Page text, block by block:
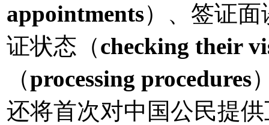
appointments）、签证面
证状态（checking their
（processing procedures
还将首次对中国公民提